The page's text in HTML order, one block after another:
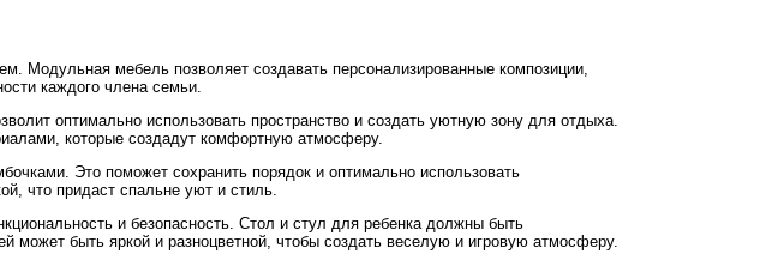
Модульная мебель позволяет создавать персонализированные композиции,
каждого члена семьи.
оптимально использовать пространство и создать уютную зону для отдыха.
которые создадут комфортную атмосферу.
Это поможет сохранить порядок и оптимально использовать
что придаст спальне уют и стиль.
и безопасность. Стол и стул для ребенка должны быть
быть яркой и разноцветной, чтобы создать веселую и игровую атмосферу.